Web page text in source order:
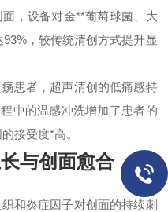
，设备对金**葡萄球菌、大
，较传统清创方式提升显
患者，超声清创的低痛感特
中的温感冲洗增加了患者的
接受度*高。
与创面愈合
和炎症因子对创面的持续刺